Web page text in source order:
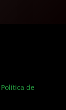
Política de